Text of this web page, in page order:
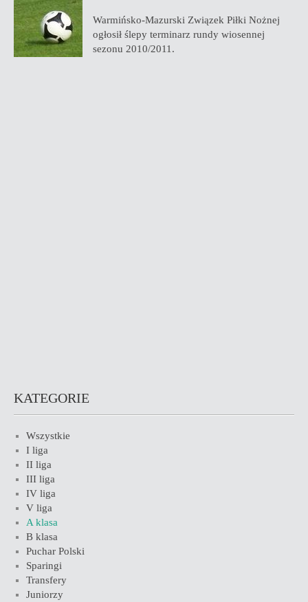
Warmińsko-Mazurski Związek Piłki Nożnej
ogłosił ślepy terminarz rundy wiosennej
sezonu 2010/2011.
KATEGORIE
Wszystkie
I liga
II liga
III liga
IV liga
V liga
A klasa
B klasa
Puchar Polski
Sparingi
Transfery
Juniorzy